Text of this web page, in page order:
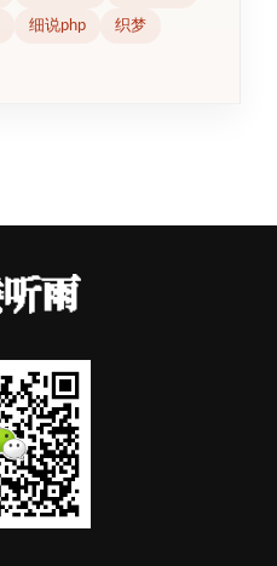
细说php 织梦